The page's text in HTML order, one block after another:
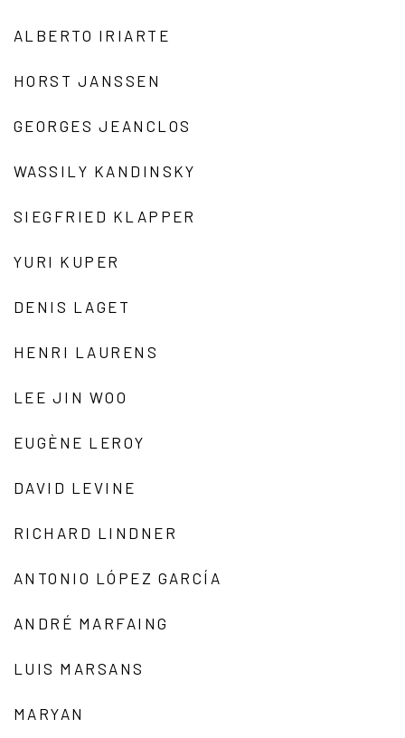
ALBERTO IRIARTE
HORST JANSSEN
GEORGES JEANCLOS
WASSILY KANDINSKY
SIEGFRIED KLAPPER
YURI KUPER
DENIS LAGET
HENRI LAURENS
LEE JIN WOO
EUGÈNE LEROY
DAVID LEVINE
RICHARD LINDNER
ANTONIO LÓPEZ GARCÍA
ANDRÉ MARFAING
LUIS MARSANS
MARYAN